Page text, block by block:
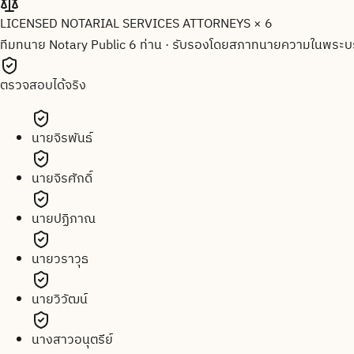
LICENSED NOTARIAL SERVICES ATTORNEYS × 6
ทีมทนาย Notary Public 6 ท่าน· รับรองโดยสภาทนายความในพระ
ตรวจสอบได้จริง
นายจิรพันธ์
นายจิรศักดิ์
นายปฏิภาณ
นายวราวุธ
นายวิวัฒน์
นางสาวอนุตรีย์